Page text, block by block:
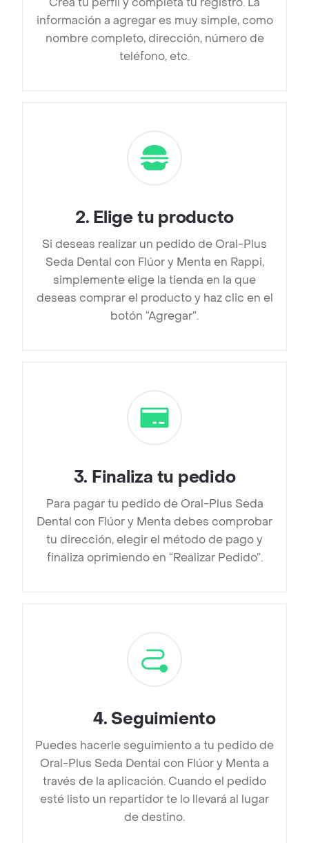
información a agregar es muy simple, como
nombre completo, dirección, número de
teléfono, etc.
2. Elige tu producto
Si deseas realizar un pedido de Oral-Plus
Seda Dental con Flúor y Menta en Rappi,
simplemente elige la tienda en la que
deseas comprar el producto y haz clic en el
botón “Agregar”.
3. Finaliza tu pedido
Para pagar tu pedido de Oral-Plus Seda
Dental con Flúor y Menta debes comprobar
tu dirección, elegir el método de pago y
finaliza oprimiendo en “Realizar Pedido”.
4. Seguimiento
Puedes hacerle seguimiento a tu pedido de
Oral-Plus Seda Dental con Flúor y Menta a
través de la aplicación. Cuando el pedido
esté listo un repartidor te lo llevará al lugar
de destino.